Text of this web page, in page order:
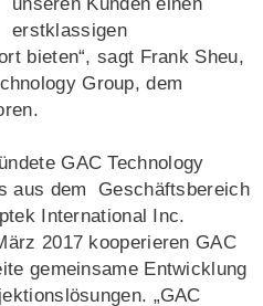
erstklassigen
bieten“, sagt Frank Sheu,
Group, dem
GAC Technology
aus dem Geschäftsbereich
International Inc.
2017 kooperieren GAC
gemeinsame Entwicklung
„GAC